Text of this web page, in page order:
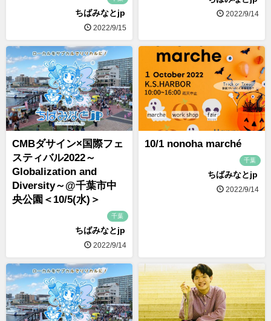
ちばみなとjp
2022/9/15
2022/9/14
CMBダサイン×国際フェ
スティバル2022～
Globalization and
Diversity～@千葉市中
央公園＜10/5(水)＞
千葉
ちばみなとjp
2022/9/14
10/1 nonoha marché
千葉
ちばみなとjp
2022/9/14